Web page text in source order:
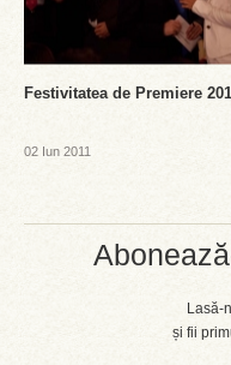
Lasă-
și fii
Festivitatea de Premiere
02 Iun 2011